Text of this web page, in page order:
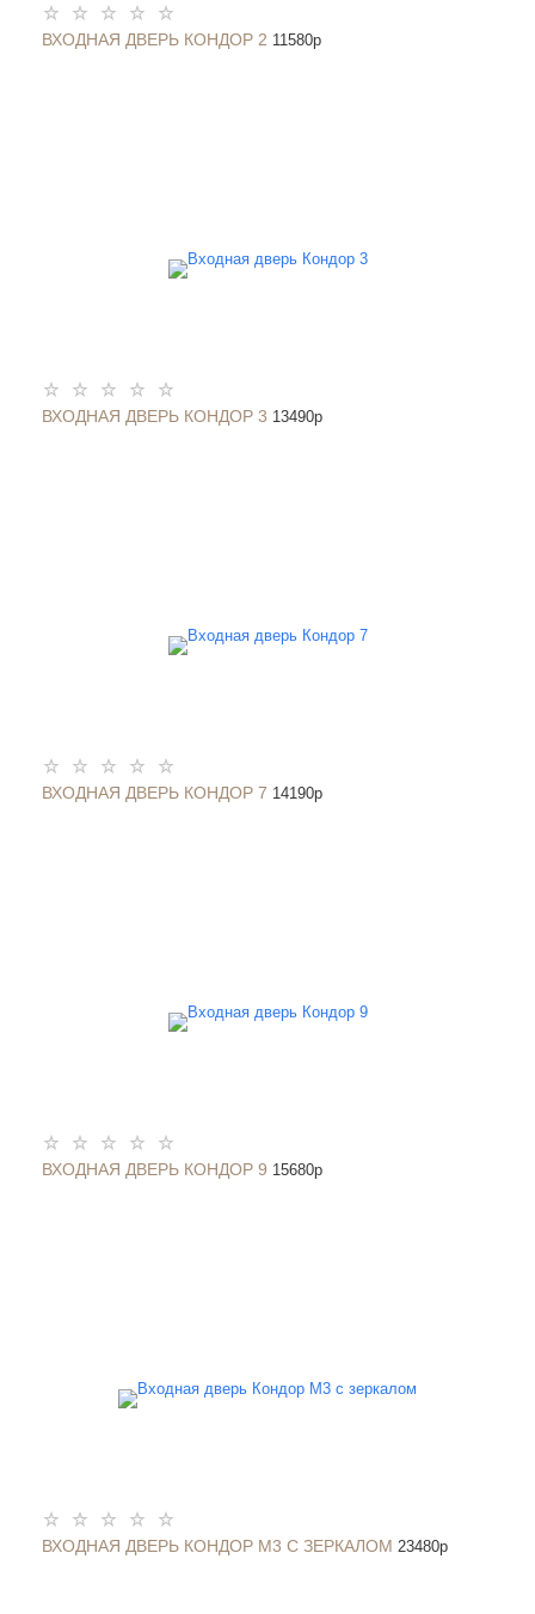
ВХОДНАЯ ДВЕРЬ КОНДОР 2 11580p
ВХОДНАЯ ДВЕРЬ КОНДОР 3 13490p
ВХОДНАЯ ДВЕРЬ КОНДОР 7 14190p
ВХОДНАЯ ДВЕРЬ КОНДОР 9 15680p
ВХОДНАЯ ДВЕРЬ КОНДОР М3 С ЗЕРКАЛОМ 23480p